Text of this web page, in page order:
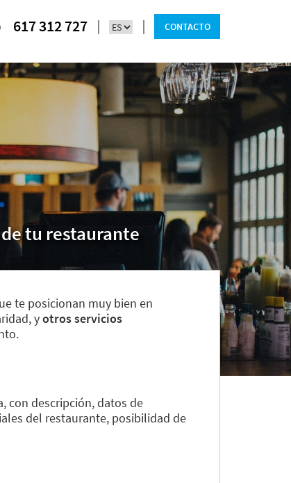
617 312 727 CONTACTO
tu restaurante
te posicionan muy bien en
yotros servicios
con descripción, datos de
del restaurante, posibilidad de